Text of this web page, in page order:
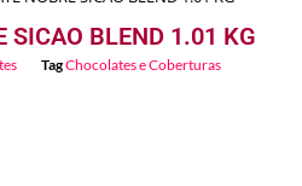
SICAO BLEND 1.01 KG
TagChocolates e Coberturas